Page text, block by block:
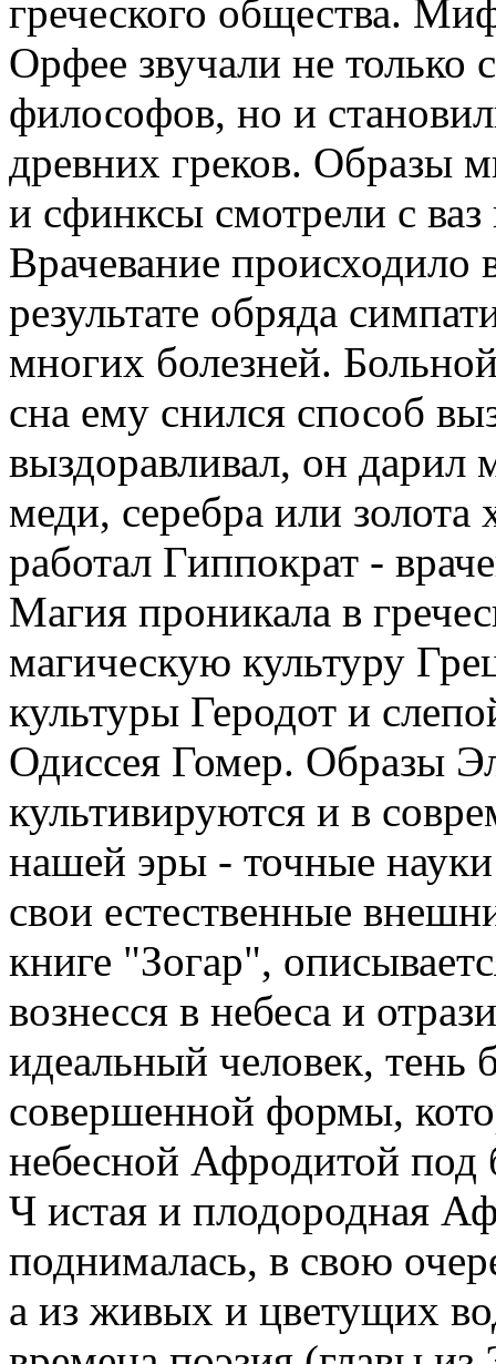
греческого общества.
Орфее звучали не только
философов, но и
древних греков. Образы
и сфинксы смотрели с
Врачевание происходило
результате обряда
многих болезней.
сна ему снился способ
выздоравливал, он дарил
меди, серебра или
работал Гиппократ -
Магия проникала в
магическую культуру
культуры Геродот и
Одиссея Гомер. Образы
культивируются и в
нашей эры - точные
свои естественные
книге "Зогар",
вознесся в небеса и
идеальный человек, тень
совершенной формы,
небесной Афродитой под
Ч истая и плодородная
поднималась, в свою
а из живых и цветущих